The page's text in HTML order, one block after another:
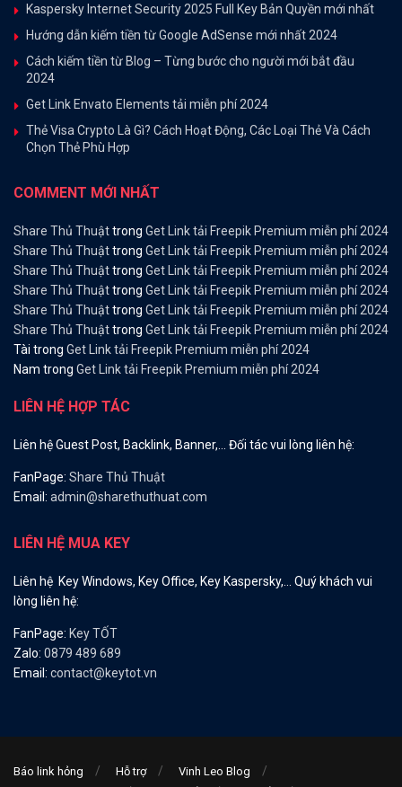
Kaspersky Internet Security 2025 Full Key Bản Quyền mới nhất
Hướng dẫn kiếm tiền từ Google AdSense mới nhất 2024
Cách kiếm tiền từ Blog – Từng bước cho người mới bắt đầu
2024
Get Link Envato Elements tải miễn phí 2024
Thẻ Visa Crypto Là Gì? Cách Hoạt Động, Các Loại Thẻ Và Cách
Chọn Thẻ Phù Hợp
COMMENT MỚI NHẤT
Share Thủ Thuậttrong Get Link tải Freepik Premium miễn phí 2024
Share Thủ Thuậttrong Get Link tải Freepik Premium miễn phí 2024
Share Thủ Thuậttrong Get Link tải Freepik Premium miễn phí 2024
Share Thủ Thuậttrong Get Link tải Freepik Premium miễn phí 2024
Share Thủ Thuậttrong Get Link tải Freepik Premium miễn phí 2024
Share Thủ Thuậttrong Get Link tải Freepik Premium miễn phí 2024
Tài trong Get Link tải Freepik Premium miễn phí 2024
Nam trong Get Link tải Freepik Premium miễn phí 2024
LIÊN HỆ HỢP TÁC
Liên hệ Guest Post, Backlink, Banner,… Đối tác vui lòng liên hệ:
FanPage: Share Thủ Thuật
Email: admin@sharethuthuat.com
LIÊN HỆ MUA KEY
Liên hệ Key Windows, Key Office, Key Kaspersky,… Quý khách vui
lòng liên hệ:
FanPage: Key TỐT
Zalo: 0879 489 689
Email: contact@keytot.vn
Báo link hỏng Hỗ trợ
Vinh Leo Blog